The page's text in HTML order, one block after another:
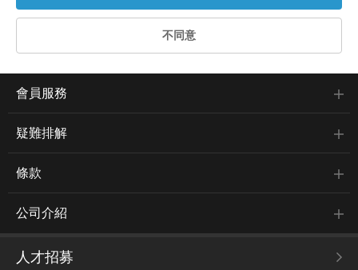
會員服務
疑難排解
條款
公司介紹
人才招募